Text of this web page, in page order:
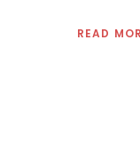
READ